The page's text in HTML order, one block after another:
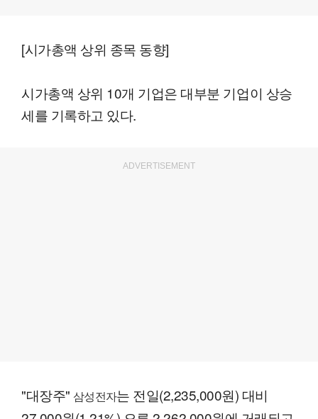
[시가총액 상위 종목 동향]
시가총액 상위 10개 기업은 대부분 기업이 상승
세를 기록하고 있다.
ADVERTISEMENT
"대장주" 삼성전자는 전일(2,235,000원) 대비